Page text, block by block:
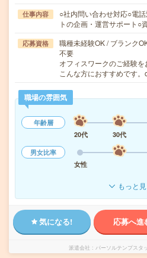
仕事内容
○社内問い合わせ対応○電
トの企画・運営サポート
応募資格
職種未経験OK / ブランク
不要
オフィスワークのご経験
こんな方におすすめです
職場の雰囲気
年齢層
20代
30代
男女比率
女性
もっと
気になる! 応募へ進
派遣会社 パーソルテンプス